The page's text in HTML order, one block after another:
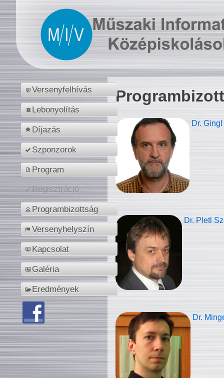
Versenyfelhívás
Lebonyolítás
Díjazás
Szponzorok
Program
Regisztráció
Programbizottság
Versenyhelyszín
Kapcsolat
Galéria
Eredmények
Dr.
Dr. Pletl
Dr.